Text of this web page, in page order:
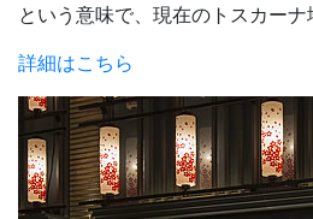
という意味で、現在のトスカー
詳細はこちら